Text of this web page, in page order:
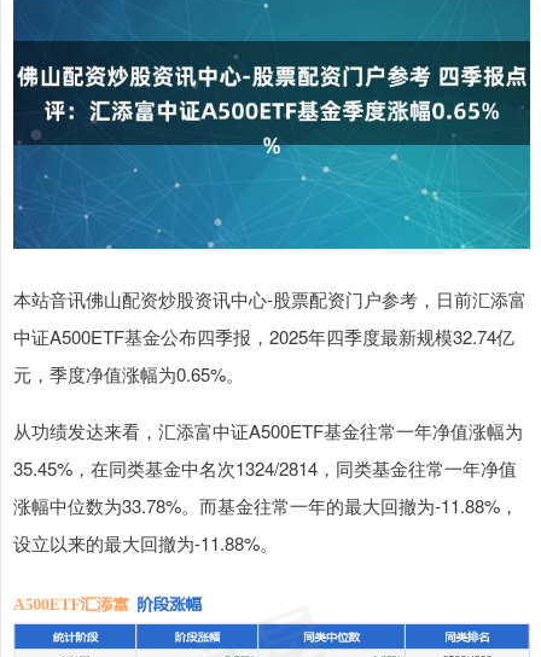
本站音讯佛山配资炒股资讯中心-股票配资门户参考，日前汇添富
中证A500ETF基金公布四季报，2025年四季度最新规模32.74亿
元，季度净值涨幅为0.65%。
从功绩发达来看，汇添富中证A500ETF基金往常一年净值涨幅为
35.45%，在同类基金中名次1324/2814，同类基金往常一年净值
涨幅中位数为33.78%。而基金往常一年的最大回撤为-11.88%，
设立以来的最大回撤为-11.88%。